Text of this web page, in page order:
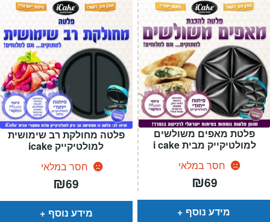
פלטה מחולקת רב שימושית
למולטיקייק icake
חסר במלאי
₪69
מידע נוסף
פלטת מאפים משולשים
למולטיקייק מבית i cake
חסר במלאי
₪69
מידע נוסף